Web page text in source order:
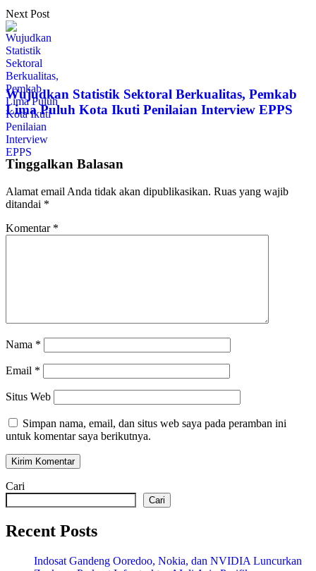
Next Post
Wujudkan Statistik Sektoral Berkualitas, Pemkab
Lima Puluh Kota Ikuti Penilaian Interview EPPS
Tinggalkan Balasan
Alamat email Anda tidak akan dipublikasikan. Ruas yang wajib
ditandai *
Komentar *
Nama *
Email *
Situs Web
Simpan nama, email, dan situs web saya pada peramban ini
untuk komentar saya berikutnya.
Cari
Cari
Recent Posts
Indosat Gandeng Ooredoo, Nokia, dan NVIDIA Luncurkan